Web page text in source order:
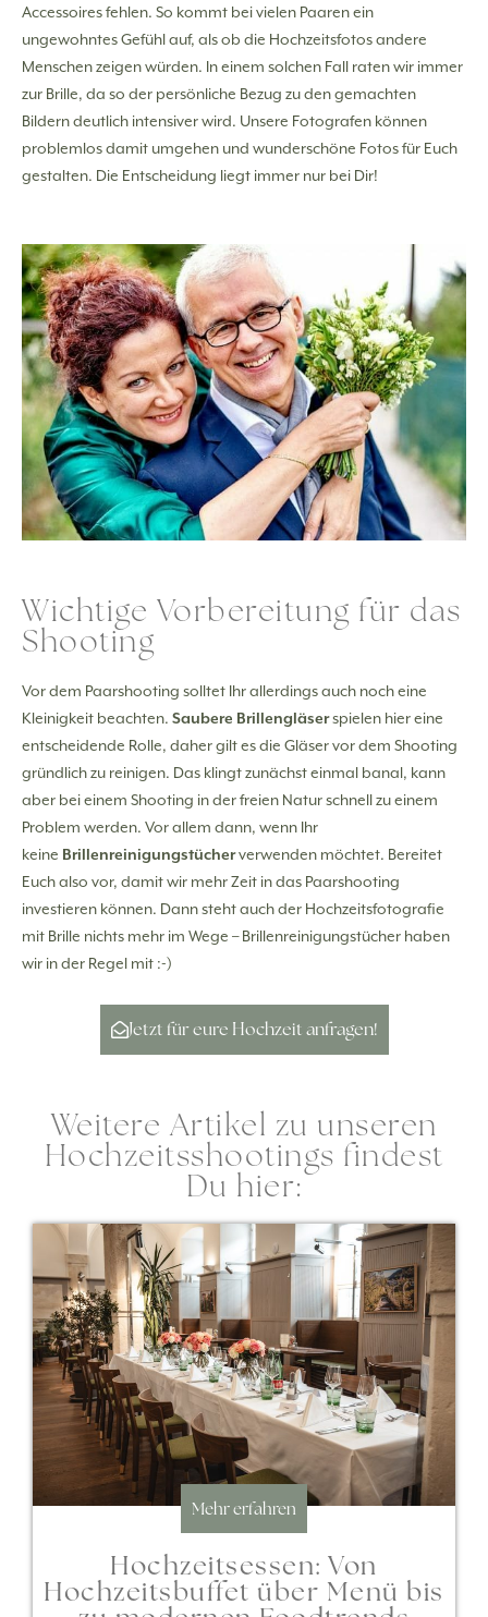
Accessoires fehlen. So kommt bei vielen Paaren ein
ungewohntes Gefühl auf, als ob die Hochzeitsfotos andere
Menschen zeigen würden. In einem solchen Fall raten wir immer
zur Brille, da so der persönliche Bezug zu den gemachten
Bildern deutlich intensiver wird. Unsere Fotografen können
problemlos damit umgehen und wunderschöne Fotos für Euch
gestalten. Die Entscheidung liegt immer nur bei Dir!
Wichtige Vorbereitung für das
Shooting
Vor dem Paarshooting solltet Ihr allerdings auch noch eine
Kleinigkeit beachten. Saubere Brillengläserspielen hier eine
entscheidende Rolle, daher gilt es die Gläser vor dem Shooting
gründlich zu reinigen. Das klingt zunächst einmal banal, kann
aber bei einem Shooting in der freien Natur schnell zu einem
Problem werden. Vor allem dann, wenn Ihr
keine Brillenreinigungstücherverwenden möchtet. Bereitet
Euch also vor, damit wir mehr Zeit in das Paarshooting
investieren können. Dann steht auch der Hochzeitsfotografie
mit Brille nichts mehr im Wege – Brillenreinigungstücher haben
wir in der Regel mit :-)
Jetzt für eure Hochzeit anfragen!
Weitere Artikel zu unseren
Hochzeitsshootings findest
Du hier:
Mehr erfahren
Hochzeitsessen: Von
Hochzeitsbuffet über Menü bis